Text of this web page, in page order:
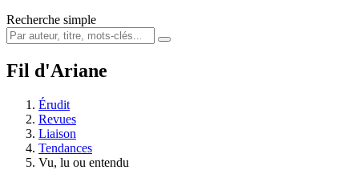
Recherche simple
Fil d'Ariane
Érudit
Revues
Liaison
Tendances
Vu, lu ou entendu